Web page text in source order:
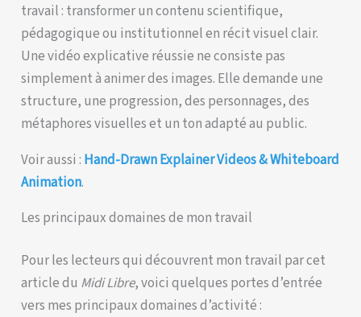
travail : transformer un contenu scientifique,
pédagogique ou institutionnel en récit visuel clair.
Une vidéo explicative réussie ne consiste pas
simplement à animer des images. Elle demande une
structure, une progression, des personnages, des
métaphores visuelles et un ton adapté au public.
Voir aussi : Hand-Drawn Explainer Videos & Whiteboard
Animation.
Les principaux domaines de mon travail
Pour les lecteurs qui découvrent mon travail par cet
article du Midi Libre, voici quelques portes d’entrée
vers mes principaux domaines d’activité :